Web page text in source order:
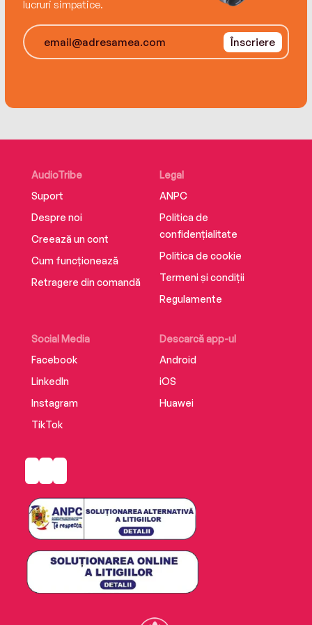
lucruri simpatice.
Înscriere
AudioTribe
Suport
Despre noi
Creează un cont
Cum funcționează
Retragere din comandă
Social Media
Facebook
LinkedIn
Instagram
TikTok
Descarcă app-ul
Android
iOS
Huawei
Legal
ANPC
Politica de
confidențialitate
Politica de cookie
Termeni și condiții
Regulamente